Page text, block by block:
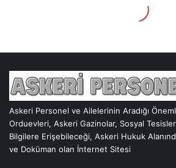
Askeri Personel ve Ailelerinin Aradığı
Orduevleri, Askeri Gazinolar, Sosyal
Bilgilere Erişebileceği, Askeri Hukuk
ve Doküman olan İnternet Sitesi